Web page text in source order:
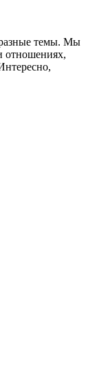
темы. Мы
отношениях,